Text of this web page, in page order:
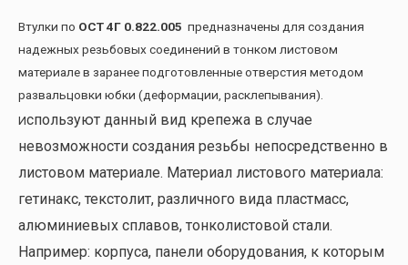
Втулки по ОСТ 4Г 0.822.005 предназначены для создания
надежных резьбовых соединений в тонком листовом
материале в заранее подготовленные отверстия методом
развальцовки юбки (деформации, расклепывания).
Используют данный вид крепежа в случае
невозможности создания резьбы непосредственно в
листовом материале. Материал листового материала:
гетинакс, текстолит, различного вида пластмасс,
алюминиевых сплавов, тонколистовой стали.
Например: корпуса, панели оборудования, к которым